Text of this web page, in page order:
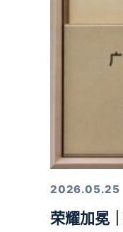
2026.05.25
荣耀加冕